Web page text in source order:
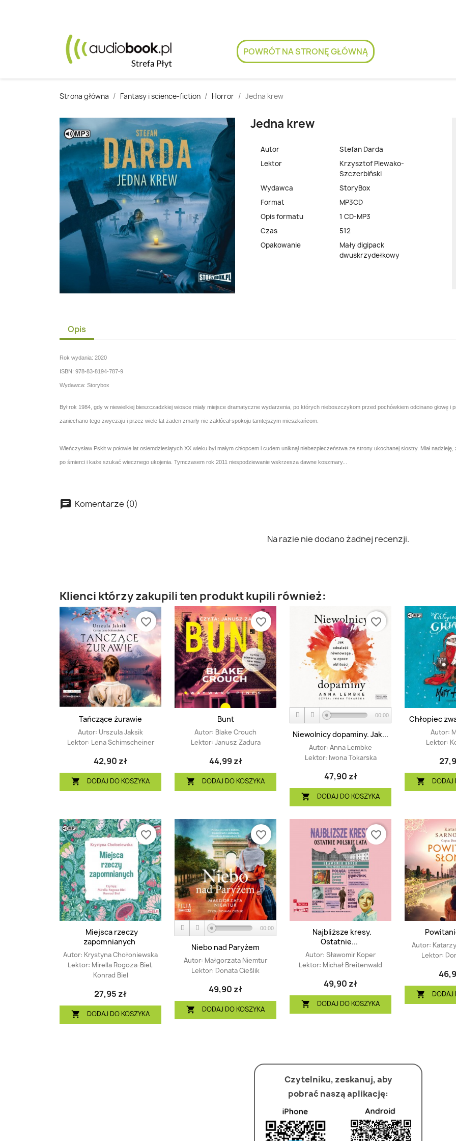
POWRÓT NA STRONĘ GŁÓWNĄ
Strona główna Fantasy i science-fiction Horror Jedna krew
Jedna krew
Autor
Stefan Darda
Lektor
Krzysztof Plewako-
Szczerbiński
Wydawca
StoryBox
Format
MP3CD
Opis formatu
1 CD-MP3
Czas
512
Opakowanie
Mały digipack
dwuskrzydełkowy
Opis
Rok wydania: 2020
ISBN: 978-83-8194-787-9
Wydawca: Storybox
Był rok 1984, gdy w niewielkiej bieszczadzkiej wiosce miały miejsce dramatyczne wydarzenia, po których nieboszczykom przed pochówkiem odcinano głowę
zaniechano tego zwyczaju i przez wiele lat żaden zmarły nie zakłócał spokoju tamtejszym mieszkańcom.
Wieńczysław Pskit w połowie lat osiemdziesiątych XX wieku był małym chłopcem i cudem uniknął niebezpieczeństwa ze strony ukochanej siostry. Miał
po śmierci i każe szukać wiecznego ukojenia. Tymczasem rok 2011 niespodziewanie wskrzesza dawne koszmary...
Komentarze (0)
Na razie nie dodano żadnej recenzji.
Klienci którzy zakupili ten produkt kupili również:
Tańczące żurawie
Autor: Urszula Jaksik
Lektor: Lena Schimscheiner
42,90 zł
 DODAJ DO KOSZYKA
favorite_border
Bunt
Autor: Blake Crouch
Lektor: Janusz Zadura
44,99 zł
 DODAJ DO KOSZYKA
favorite_border
00:00
Niewolnicy dopaminy. Jak...
Autor: Anna Lembke
Lektor: Iwona Tokarska
47,90 zł
 DODAJ DO KOSZYKA
favorite_border
Chłopiec
Autor:
Lektor:
 DODAJ
Miejsca rzeczy
zapomnianych
Autor: Krystyna Chołoniewska
Lektor: Mirella Rogoza-Biel,
Konrad Biel
27,95 zł
 DODAJ DO KOSZYKA
favorite_border
00:00
Niebo nad Paryżem
Autor: Małgorzata Niemtur
Lektor: Donata Cieślik
49,90 zł
 DODAJ DO KOSZYKA
favorite_border
Najbliższe kresy.
Ostatnie...
Autor: Sławomir Koper
Lektor: Michał Breitenwald
49,90 zł
 DODAJ DO KOSZYKA
favorite_border
Autor:
Lektor:
 DODAJ
Czytelniku, zeskanuj, aby
pobrać naszą aplikację: